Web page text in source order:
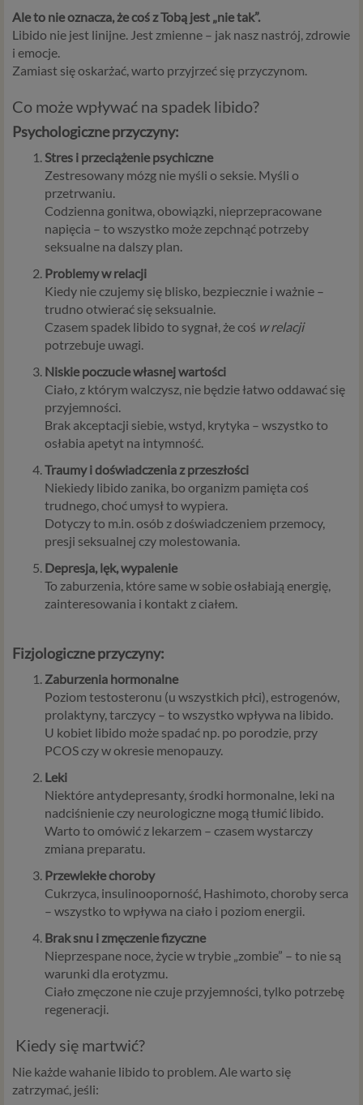
Ale to nie oznacza, że coś z Tobą jest „nie tak”.
Libido nie jest linijne. Jest zmienne – jak nasz nastrój, zdrowie
i emocje.
Zamiast się oskarżać, warto przyjrzeć się przyczynom.
Co może wpływać na spadek libido?
Psychologiczne przyczyny:
Stres i przeciążenie psychiczne
Zestresowany mózg nie myśli o seksie. Myśli o
przetrwaniu.
Codzienna gonitwa, obowiązki, nieprzepracowane
napięcia – to wszystko może zepchnąć potrzeby
seksualne na dalszy plan.
Problemy w relacji
Kiedy nie czujemy się blisko, bezpiecznie i ważnie –
trudno otwierać się seksualnie.
Czasem spadek libido to sygnał, że coś w relacji
potrzebuje uwagi.
Niskie poczucie własnej wartości
Ciało, z którym walczysz, nie będzie łatwo oddawać się
przyjemności.
Brak akceptacji siebie, wstyd, krytyka – wszystko to
osłabia apetyt na intymność.
Traumy i doświadczenia z przeszłości
Niekiedy libido zanika, bo organizm pamięta coś
trudnego, choć umysł to wypiera.
Dotyczy to m.in. osób z doświadczeniem przemocy,
presji seksualnej czy molestowania.
Depresja, lęk, wypalenie
To zaburzenia, które same w sobie osłabiają energię,
zainteresowania i kontakt z ciałem.
Fizjologiczne przyczyny:
Zaburzenia hormonalne
Poziom testosteronu (u wszystkich płci), estrogenów,
prolaktyny, tarczycy – to wszystko wpływa na libido.
U kobiet libido może spadać np. po porodzie, przy
PCOS czy w okresie menopauzy.
Leki
Niektóre antydepresanty, środki hormonalne, leki na
nadciśnienie czy neurologiczne mogą tłumić libido.
Warto to omówić z lekarzem – czasem wystarczy
zmiana preparatu.
Przewlekłe choroby
Cukrzyca, insulinooporność, Hashimoto, choroby serca
– wszystko to wpływa na ciało i poziom energii.
Brak snu i zmęczenie fizyczne
Nieprzespane noce, życie w trybie „zombie” – to nie są
warunki dla erotyzmu.
Ciało zmęczone nie czuje przyjemności, tylko potrzebę
regeneracji.
Kiedy się martwić?
Nie każde wahanie libido to problem. Ale warto się
zatrzymać, jeśli: